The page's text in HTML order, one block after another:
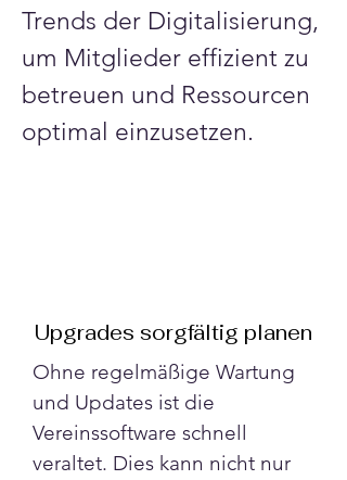
Trends der Digitalisierung,
um Mitglieder effizient zu
betreuen und Ressourcen
optimal einzusetzen.
Upgrades sorgfältig planen
Ohne regelmäßige Wartung
und Updates ist die
Vereinssoftware schnell
veraltet. Dies kann nicht nur